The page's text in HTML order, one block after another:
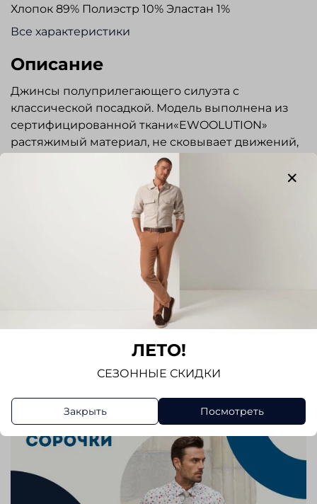
Хлопок 89% Полиэстр 10% Эластан 1%
Все характеристики
Описание
Джинсы полуприлегающего силуэта с
классической посадкой. Модель выполнена из
сертифицированной ткани«EWOOLUTION»
растяжимый материал, не сковывает движений,
сохраняет форму. Гульфик на молнии, пояс
застегивается на пуговицу. Три кармана спереди
и два накладных сзади. Шлевки под ремень и
карманы обработаны строчкой в тон изделия.
Логотип «GARDEUR» выполнен из кожи.
Прекрасно сочетаются с сорочками, трикотажем,
а так же с пиджаками повседневного стиля.
Отзывов еще никто не оставлял
Написать отзыв
ЛЕТО!
СЕЗОННЫЕ СКИДКИ
Закрыть Посмотреть